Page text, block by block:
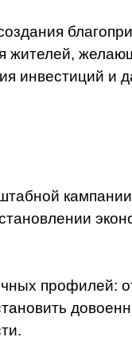
жителей,
инвестиций и
профилей: